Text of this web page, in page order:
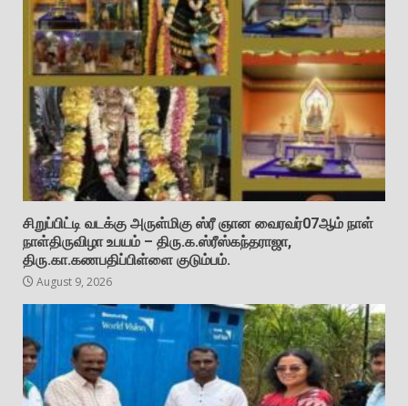
சிறுப்பிட்டி வடக்கு அருள்மிகு ஸ்ரீ ஞான வைரவர்07ஆம் நாள்
நாள்திருவிழா உபயம் – திரு.க.ஸ்ரீஸ்கந்தராஜா,
திரு.கா.கணபதிப்பிள்ளை குடும்பம்.
August 9, 2026